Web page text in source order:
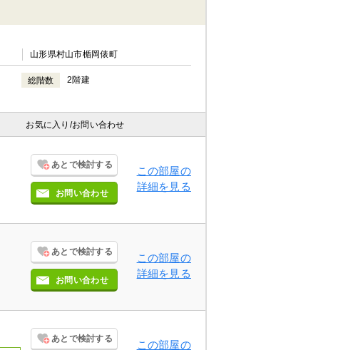
山形県村山市楯岡俵町
総階数 2階建
お気に入り /お問い合わせ
あとで検討する
お問い合わせ
この部屋の
詳細を見る
あとで検討する
お問い合わせ
この部屋の
詳細を見る
あとで検討する
この部屋の